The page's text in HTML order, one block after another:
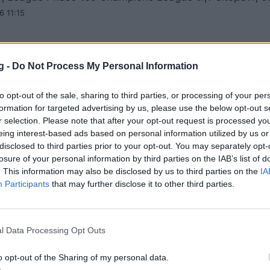
- Do Not Process My Personal Information
opt-out of the sale, sharing to third parties, or processing of your
for targeted advertising by us, please use the below opt-out
selection. Please note that after your opt-out request is processed
interest-based ads based on personal information utilized by us
to third parties prior to your opt-out. You may separately
of your personal information by third parties on the IAB’s list of
This information may also be disclosed by us to third parties on the
Participants that may further disclose it to other third parties.
Data Processing Opt Outs
opt-out of the Sharing of my personal data.
11:15
ρεκόρ που κρατούσε 49 χρόνια!
να προκριθεί στα ημιτελικά του Conference
να «σπάσει» ένα ρεκόρ που κρατούσε 49
07:43
Βαγιεκάνο: «Να είμαστε περήφανοι,
του Μάρκο Νίκολιτς στη συνέντευξη Τύπου, μετά